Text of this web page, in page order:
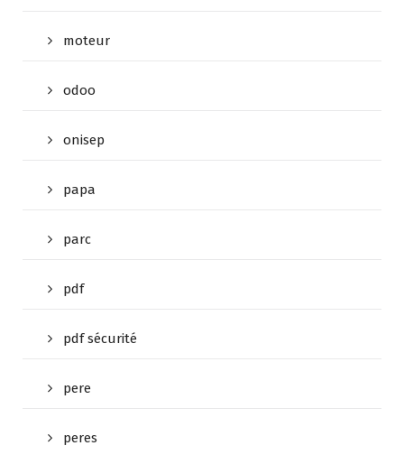
moteur
odoo
onisep
papa
parc
pdf
pdf sécurité
pere
peres